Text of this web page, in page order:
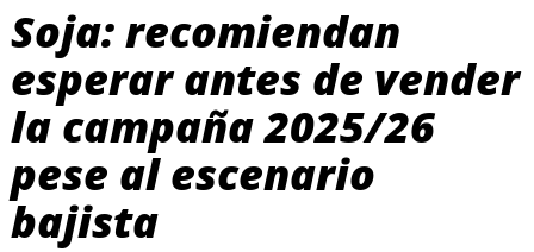
Soja: recomiendan
esperar antes de vender
la campaña 2025/26
pese al escenario
bajista